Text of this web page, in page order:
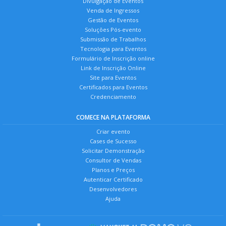
Venda de Ingressos
Gestão de Eventos
Soluções Pós-evento
Submissão de Trabalhos
Tecnologia para Eventos
Formulário de Inscrição online
Link de Inscrição Online
Site para Eventos
Certificados para Eventos
Credenciamento
COMECE NA PLATAFORMA
Criar evento
Cases de Sucesso
Solicitar Demonstração
Consultor de Vendas
Planos e Preços
Autenticar Certificado
Desenvolvedores
Ajuda